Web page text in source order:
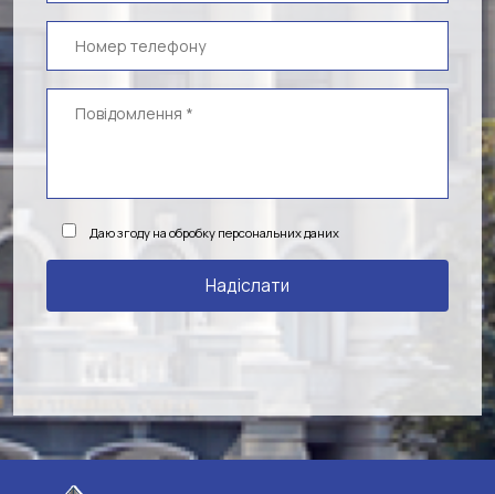
Даю згоду на обробку персональних даних